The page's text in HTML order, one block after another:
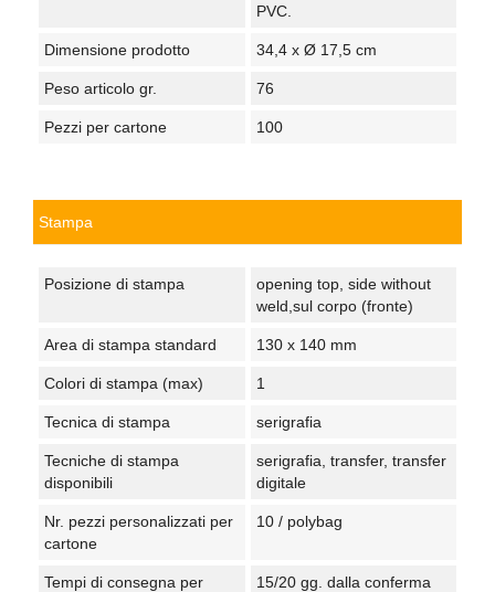
PVC.
Dimensione prodotto 34,4 x Ø 17,5 cm
Peso articolo gr. 76
Pezzi per cartone 100
Stampa
Posizione di stampa
opening top, side without
weld,sul corpo (fronte)
Area di stampa standard 130 x 140 mm
Colori di stampa (max) 1
Tecnica di stampa serigrafia
Tecniche di stampa
disponibili
serigrafia, transfer, transfer
digitale
Nr. pezzi personalizzati per
cartone
10 / polybag
Tempi di consegna per
15/20 gg. dalla conferma